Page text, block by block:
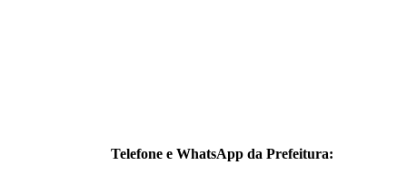
Telefone e WhatsApp da Prefeitura: